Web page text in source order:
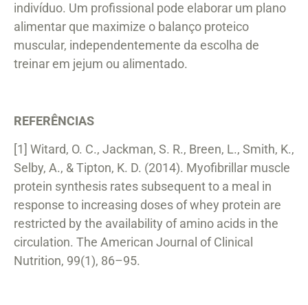
indivíduo. Um profissional pode elaborar um plano
alimentar que maximize o balanço proteico
muscular, independentemente da escolha de
treinar em jejum ou alimentado.
REFERÊNCIAS
[1] Witard, O. C., Jackman, S. R., Breen, L., Smith, K.,
Selby, A., & Tipton, K. D. (2014). Myofibrillar muscle
protein synthesis rates subsequent to a meal in
response to increasing doses of whey protein are
restricted by the availability of amino acids in the
circulation. The American Journal of Clinical
Nutrition, 99(1), 86–95.